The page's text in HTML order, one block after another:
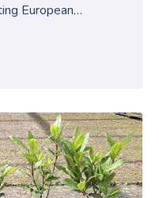
European…